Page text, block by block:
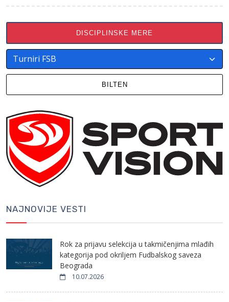
DISCIPLINSKE MERE
BILTEN
NAJNOVIJE VESTI
Rok za prijavu selekcija u takmičenjima mlađih
kategorija pod okriljem Fudbalskog saveza
Beograda
10.07.2026